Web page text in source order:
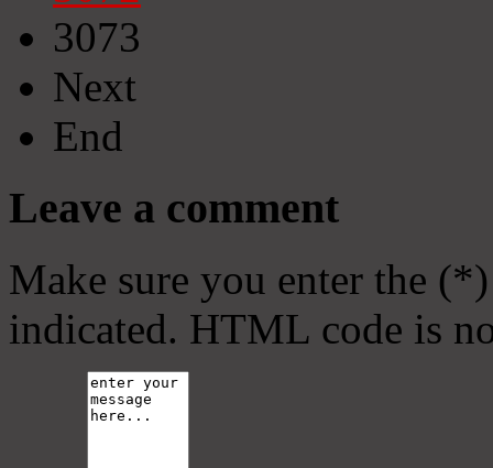
3073
Next
End
Leave a comment
Make sure you enter the
indicated. HTML code is